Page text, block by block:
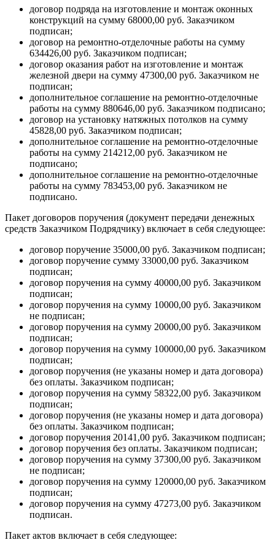
договор подряда на изготовление и монтаж оконных
конструкций на сумму 68000,00 руб. Заказчиком
подписан;
договор на ремонтно-отделочные работы на сумму
634426,00 руб. Заказчиком подписан;
договор оказания работ на изготовление и монтаж
железной двери на сумму 47300,00 руб. Заказчиком не
подписан;
дополнительное соглашение на ремонтно-отделочные
работы на сумму 880646,00 руб. Заказчиком подписано;
договор на установку натяжных потолков на сумму
45828,00 руб. Заказчиком подписан;
дополнительное соглашение на ремонтно-отделочные
работы на сумму 214212,00 руб. Заказчиком не
подписано;
дополнительное соглашение на ремонтно-отделочные
работы на сумму 783453,00 руб. Заказчиком не
подписано.
Пакет договоров поручения (документ передачи денежных
средств Заказчиком Подрядчику) включает в себя следующее:
договор поручение 35000,00 руб. Заказчиком подписан;
договор поручение сумму 33000,00 руб. Заказчиком
подписан;
договор поручения на сумму 40000,00 руб. Заказчиком
подписан;
договор поручения на сумму 10000,00 руб. Заказчиком
не подписан;
договор поручения на сумму 20000,00 руб. Заказчиком
подписан;
договор поручения на сумму 100000,00 руб. Заказчиком
подписан;
договор поручения (не указаны номер и дата договора)
без оплаты. Заказчиком подписан;
договор поручения на сумму 58322,00 руб. Заказчиком
подписан;
договор поручения (не указаны номер и дата договора)
без оплаты. Заказчиком подписан;
договор поручения 20141,00 руб. Заказчиком подписан;
договор поручения без оплаты. Заказчиком подписан;
договор поручения на сумму 37300,00 руб. Заказчиком
не подписан;
договор поручения на сумму 120000,00 руб. Заказчиком
подписан;
договор поручения на сумму 47273,00 руб. Заказчиком
подписан.
Пакет актов включает в себя следующее: